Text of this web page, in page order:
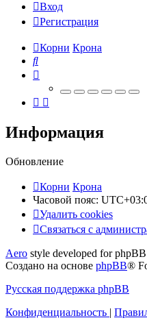
Вход
Регистрация
Корни Крона
Поиск
Информация
Обновление
Корни Крона
Часовой пояс:
Удалить cookies
Связаться
администрацией
Связаться с администр
Aero style developed for phpBB
Создано на основе phpBB®
Русская поддержка phpBB
Конфиденциальность |